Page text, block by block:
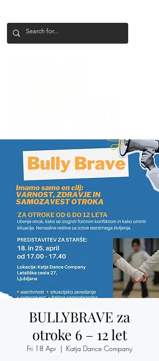
BULLYBRAVE za
otroke 6 – 12 let
Fri 18 Apr
  |
Katja Dance Company